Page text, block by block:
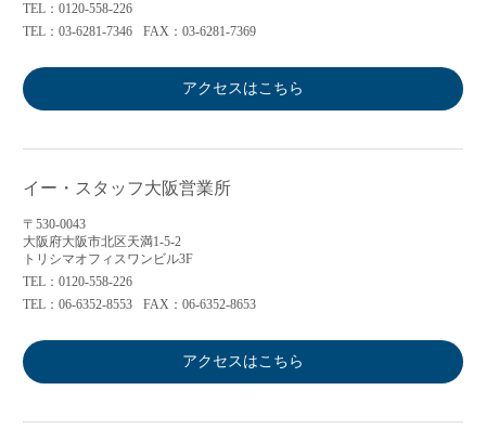
TEL：0120-558-226
TEL：03-6281-7346
FAX：03-6281-7369
アクセスはこちら
イー・スタッフ大阪営業所
〒530-0043
大阪府大阪市北区天満1-5-2
トリシマオフィスワンビル3F
TEL：0120-558-226
TEL：06-6352-8553
FAX：06-6352-8653
アクセスはこちら